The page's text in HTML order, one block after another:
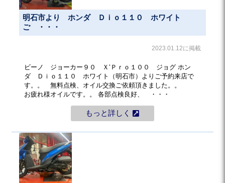
明石市より ホンダ Ｄｉｏ１１０ ホワイト
ご ・・・
2023.01.12に掲載
ビーノ ジョーカー９０ Ｘ‘Ｐｒｏ１００ ジョグ ホン
ダ Ｄｉｏ１１０ ホワイト（明石市）よりご予約来店で
す。。 無料点検、オイル交換ご依頼頂きました。。
お疲れ様オイルです。。 各部点検良好、 ・・・
もっと詳しく